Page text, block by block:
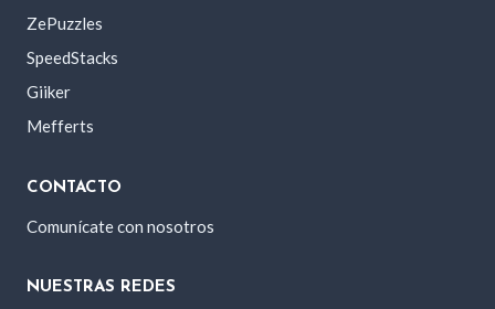
ZePuzzles
SpeedStacks
Giiker
Mefferts
CONTACTO
Comunícate con nosotros
NUESTRAS REDES